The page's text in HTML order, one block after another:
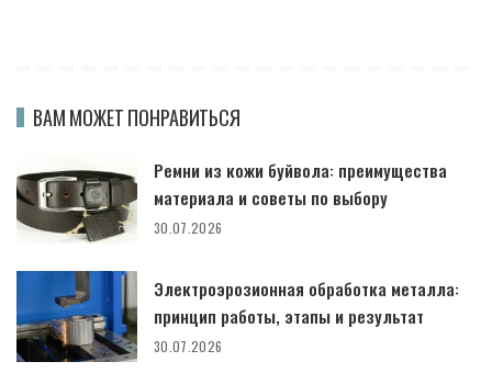
ВАМ МОЖЕТ ПОНРАВИТЬСЯ
Ремни из кожи буйвола: преимущества
материала и советы по выбору
30.07.2026
Электроэрозионная обработка металла:
принцип работы, этапы и результат
30.07.2026